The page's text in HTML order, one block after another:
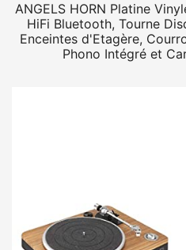
ANGELS HORN Platine
HiFi Bluetooth, Tourne
Enceintes d'Etagère,
Phono Intégré et